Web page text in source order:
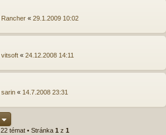
Rancher « 29.1.2009 10:02
vitsoft « 24.12.2008 14:11
sarin « 14.7.2008 23:31
22 témat • Stránka 1 z 1